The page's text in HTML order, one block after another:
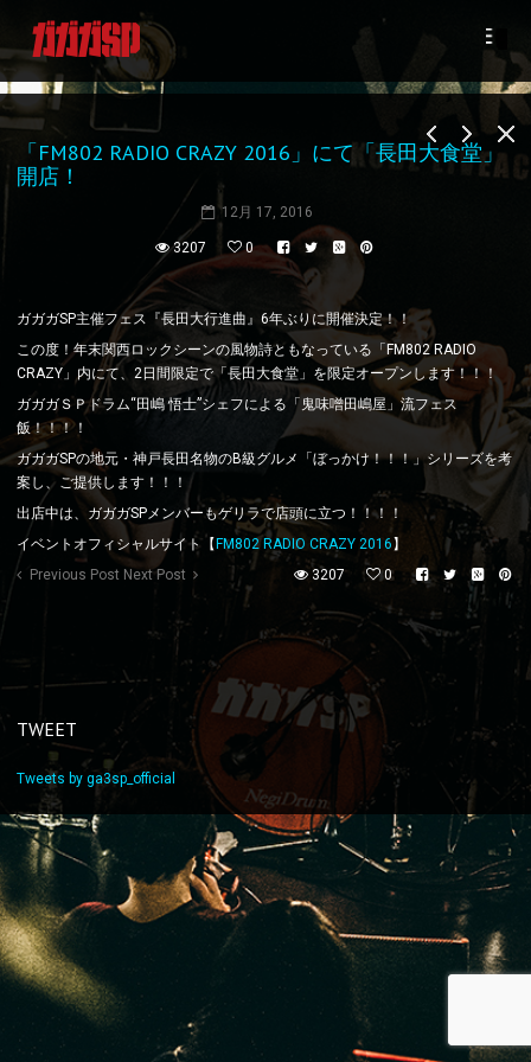
「FM802 RADIO CRAZY 2016」にて「長田大食堂」
開店！
12月 17, 2016
3207 0
ガガガSP主催フェス『長田大行進曲』6年ぶりに開催決定！！
この度！年末関西ロックシーンの風物詩ともなっている「FM802 RADIO
CRAZY」内にて、2日間限定で「長田大食堂」を限定オープンします！！！
ガガガＳＰドラム“田嶋 悟士”シェフによる「鬼味噌田嶋屋」流フェス
飯！！！！
ガガガSPの地元・神戸長田名物のB級グルメ「ぼっかけ！！！」シリーズを考
案し、ご提供します！！！
出店中は、ガガガSPメンバーもゲリラで店頭に立つ！！！！
イベントオフィシャルサイト【 FM802 RADIO CRAZY 2016 】
Previous Post Next Post 3207 0
TWEET
Tweets by ga3sp_official